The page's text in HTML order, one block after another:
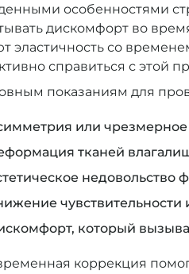
особенностями
дискомфорт во
эластичность со
справиться с этой
показаниям для
или
тканей
который
коррекция